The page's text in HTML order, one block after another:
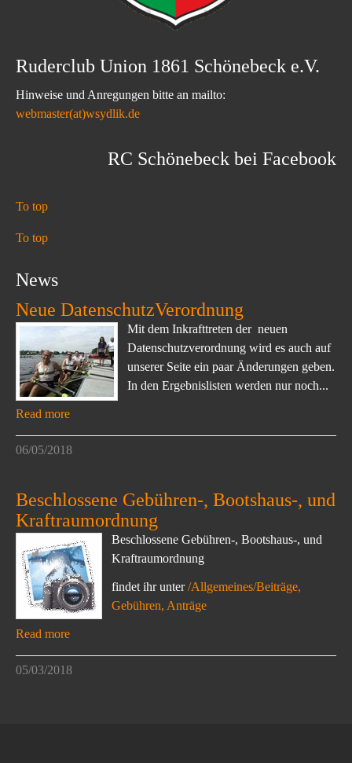
Ruderclub Union 1861 Schönebeck e.V.
Hinweise und Anregungen bitte an mailto:
webmaster(at)wsydlik.de
RC Schönebeck bei Facebook
To top
To top
News
Neue DatenschutzVerordnung
Mit dem Inkrafttreten der neuen
Datenschutzverordnung wird es auch auf
unserer Seite ein paar Änderungen geben.
In den Ergebnislisten werden nur noch...
Read more
06/05/2018
Beschlossene Gebühren-, Bootshaus-, und
Kraftraumordnung
Beschlossene Gebühren-, Bootshaus-, und
Kraftraumordnung
findet ihr unter/Allgemeines/Beiträge,
Gebühren, Anträge
Read more
05/03/2018